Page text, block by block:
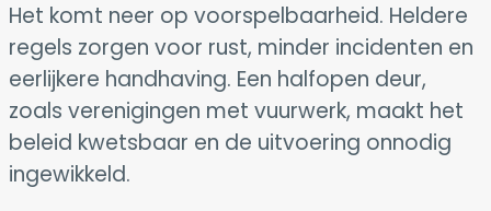
Het komt neer op voorspelbaarheid. Heldere
regels zorgen voor rust, minder incidenten en
eerlijkere handhaving. Een halfopen deur,
zoals verenigingen met vuurwerk, maakt het
beleid kwetsbaar en de uitvoering onnodig
ingewikkeld.